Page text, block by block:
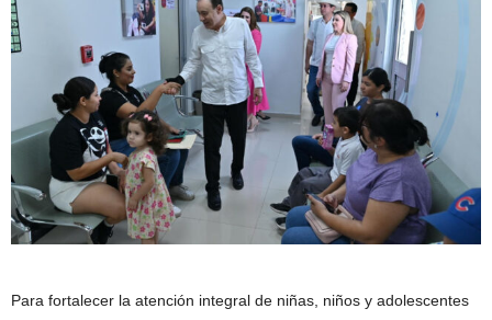
Para fortalecer la atención integral de niñas, niños y adolescentes